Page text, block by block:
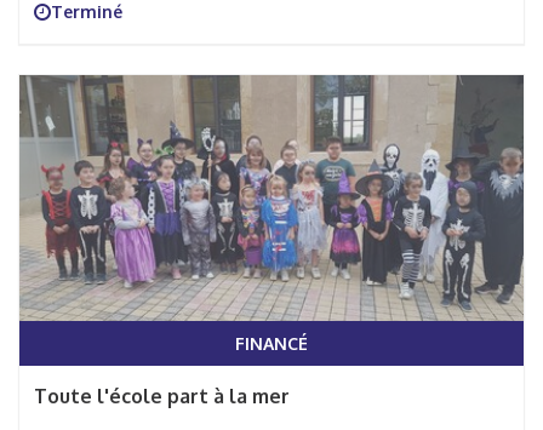
Terminé
FINANCÉ
Toute l'école part à la mer